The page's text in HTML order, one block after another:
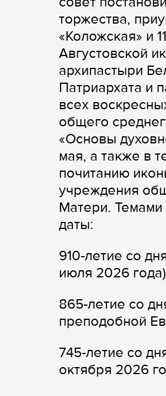
торжества,
«Коложская» и
Августовской
архипастыри
Патриархата и
всех
общего
«Основы
мая, а также в
почитанию
учреждения
Матери.
даты:
910-летие со
июля 2026
865-летие со
преподобной
745-летие со
октября 2026